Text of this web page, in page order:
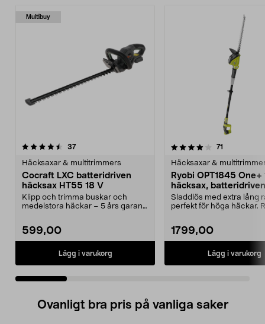
Multibuy
37recensioner
Häcksaxar & multitrimmers
Cocraft LXC batteridriven
häcksax HT55 18 V
Klipp och trimma buskar och
medelstora häckar – 5 års garanti.
599,00
Lägg i varukorg
4.0 av 5 stjärnor 71
Häcksaxar &
Ryobi OPT1845 One+
häcksax, batteridriven
Sladdlös med extra lång
perfekt för höga häckar.
1799,00
Lägg i varukorg
4.0 av 5 stjärnor
Ovanligt bra pris på vanliga saker